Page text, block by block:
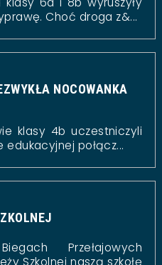
Choć droga z&...
NOCOWANKA
klasy 4b uczestniczyli
połącz...
Przełajowych
Szkolnej naszą szkołę